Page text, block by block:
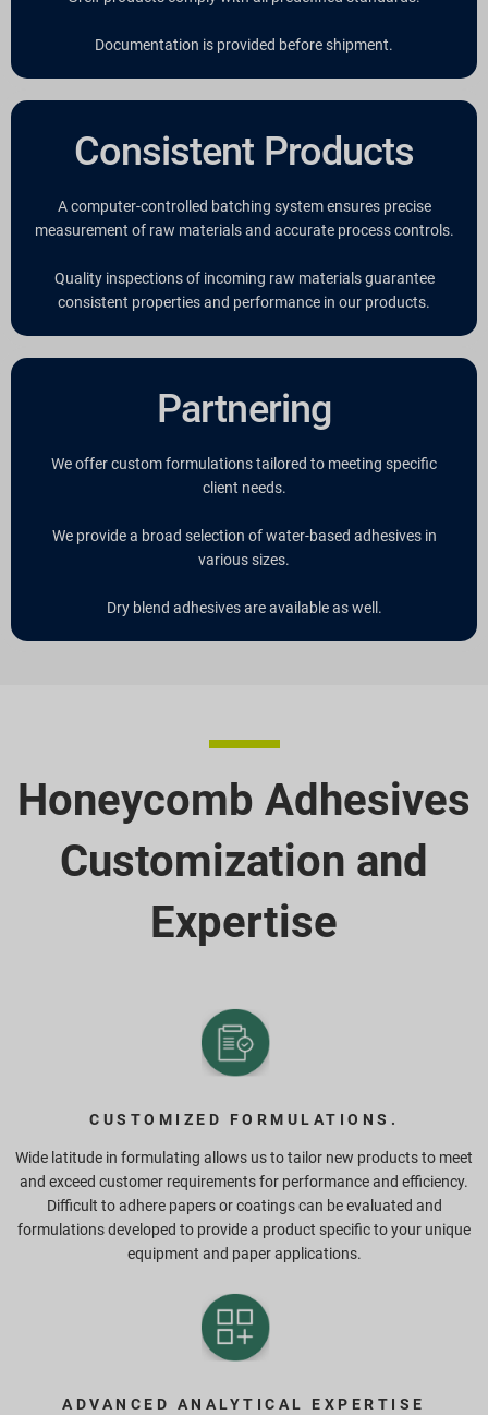
Documentation is provided before shipment.
Consistent Products
A computer-controlled batching system ensures precise
measurement of raw materials and accurate process controls.
Quality inspections of incoming raw materials guarantee
consistent properties and performance in our products.
Partnering
We offer custom formulations tailored to meeting specific
client needs.
We provide a broad selection of water-based adhesives in
various sizes.
Dry blend adhesives are available as well.
Honeycomb Adhesives
Customization and
Expertise
CUSTOMIZED FORMULATIONS.
Wide latitude in formulating allows us to tailor new products to meet
and exceed customer requirements for performance and efficiency.
Difficult to adhere papers or coatings can be evaluated and
formulations developed to provide a product specific to your unique
equipment and paper applications.
ADVANCED ANALYTICAL EXPERTISE